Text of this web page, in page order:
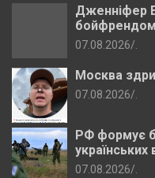
Дженніфер
бойфрендом
07.08.2026
Москва
07.08.2026
РФ формує
07.08.2026